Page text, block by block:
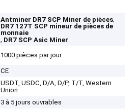
Antminer DR7 SCP Miner de pièces,
DR7 127T SCP mineur de pièces de
monnaie
, DR7 SCP Asic Miner
1000 pièces par jour
CE
USDT, USDC, D/A, D/P, T/T, Western
Union
3 à 5 jours ouvrables